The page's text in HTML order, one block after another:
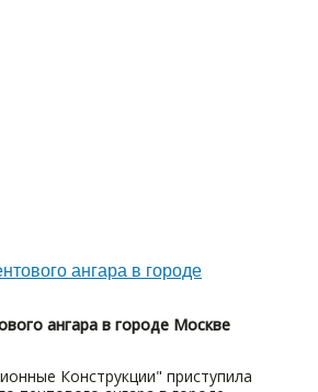
ангара в городе Москве
Конструкции" приступила